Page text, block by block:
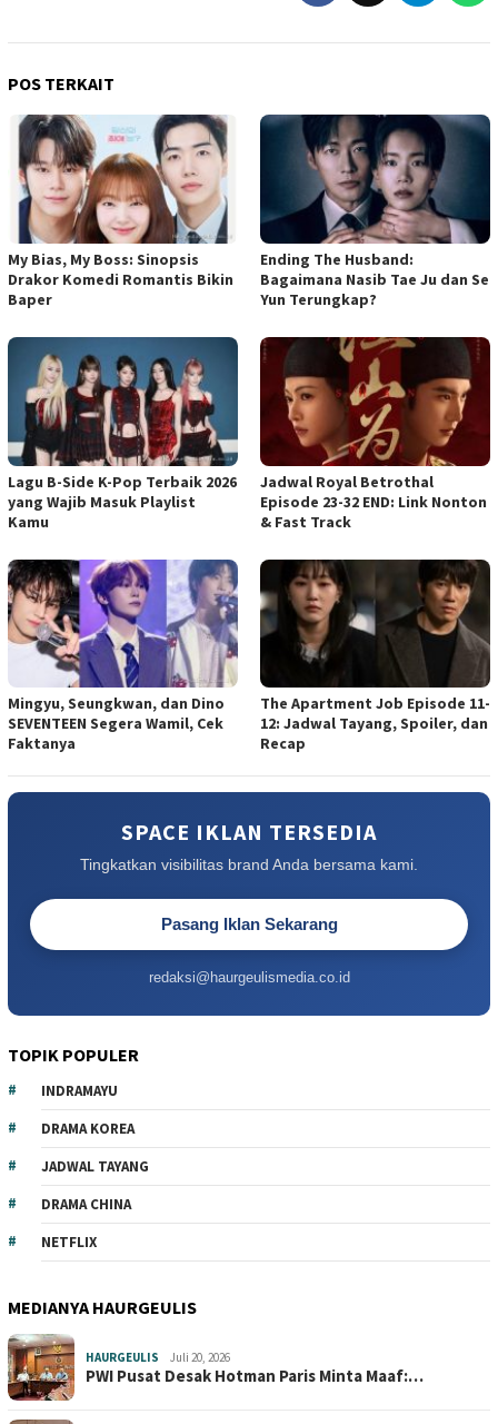
POS TERKAIT
My Bias, My Boss: Sinopsis
Drakor Komedi Romantis Bikin
Baper
Ending The Husband:
Bagaimana Nasib Tae Ju dan Se
Yun Terungkap?
Lagu B-Side K-Pop Terbaik 2026
yang Wajib Masuk Playlist
Kamu
Jadwal Royal Betrothal
Episode 23-32 END: Link Nonton
& Fast Track
Mingyu, Seungkwan, dan Dino
SEVENTEEN Segera Wamil, Cek
Faktanya
The Apartment Job Episode 11-
12: Jadwal Tayang, Spoiler, dan
Recap
SPACE IKLAN TERSEDIA
Tingkatkan visibilitas brand Anda bersama kami.
Pasang Iklan Sekarang
redaksi@haurgeulismedia.co.id
TOPIK POPULER
INDRAMAYU
DRAMA KOREA
JADWAL TAYANG
DRAMA CHINA
NETFLIX
MEDIANYA HAURGEULIS
HAURGEULIS Juli 20, 2026
PWI Pusat Desak Hotman Paris Minta Maaf:…